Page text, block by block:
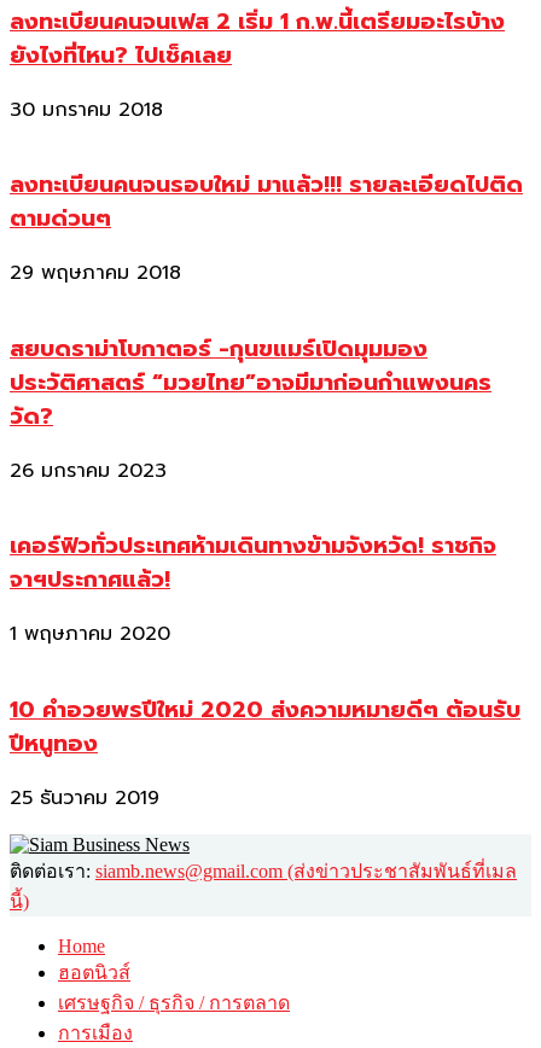
ลงทะเบียนคนจนเฟส 2 เริ่ม 1 ก.พ.นี้เตรียมอะไรบ้าง
ยังไงที่ไหน? ไปเช็คเลย
30 มกราคม 2018
ลงทะเบียนคนจนรอบใหม่ มาแล้ว!!! รายละเอียดไปติด
ตามด่วนๆ
29 พฤษภาคม 2018
สยบดราม่าโบกาตอร์ -กุนขแมร์เปิดมุมมอง
ประวัติศาสตร์ “มวยไทย”อาจมีมาก่อนกำแพงนคร
วัด?
26 มกราคม 2023
เคอร์ฟิวทั่วประเทศห้ามเดินทางข้ามจังหวัด! ราชกิจ
จาฯประกาศแล้ว!
1 พฤษภาคม 2020
10 คำอวยพรปีใหม่ 2020 ส่งความหมายดีๆ ต้อนรับ
ปีหนูทอง
25 ธันวาคม 2019
ติดต่อเรา: siamb.news@gmail.com (ส่งข่าวประชาสัมพันธ์ที่เมล
นี้)
Home
ฮอตนิวส์
เศรษฐกิจ / ธุรกิจ / การตลาด
การเมือง